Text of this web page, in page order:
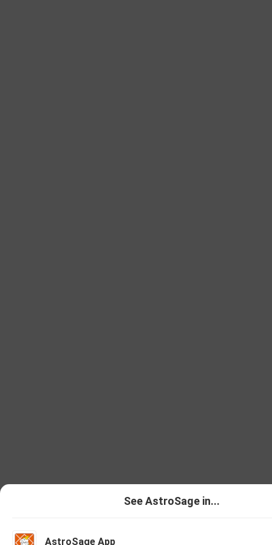
See AstroSage in...
AstroSage App